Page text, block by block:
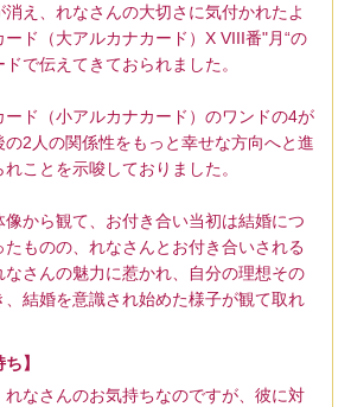
え、れなさんの大切さに気付かれたよ
ード（大アルカナカード）X VIII番"月“の
で伝えてきておられました。
ド（小アルカナカード）のワンドの4が
の2人の関係性をもっと幸せな方向へと進
ことを示唆しておりました。
から観て、お付き合い当初は結婚につ
たものの、れなさんとお付き合いされる
なさんの魅力に惹かれ、自分の理想その
、結婚を意識され始めた様子が観て取れ
】
れなさんのお気持ちなのですが、彼に対